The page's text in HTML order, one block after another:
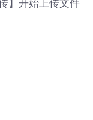
】开始上传文件